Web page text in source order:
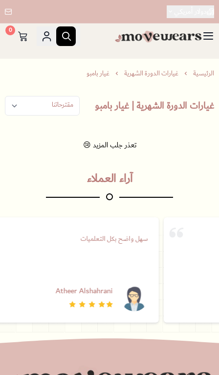
Move Wears
0
الرئيسية غيارات الدورة الشهرية غيار بامبو
غيارات الدورة الشهرية | غيار بامبو
تعذر جلب المزيد 😢
آراء العملاء
سهل واضح بكل التعلميات
Atheer Alshahrani